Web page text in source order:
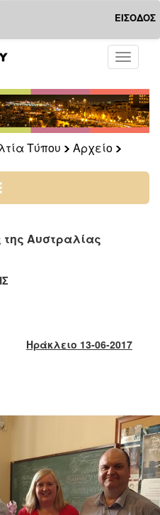
ΕΙΣΟΔΟΣ
Toggle
Τύπου
Αρχείο
της Αυστραλίας
Ηράκλειο 13-06-2017